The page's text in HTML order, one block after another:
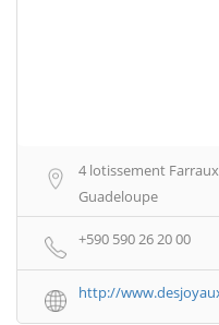
4 lotissement
Guadeloupe
+590 590 26 20 00
http://